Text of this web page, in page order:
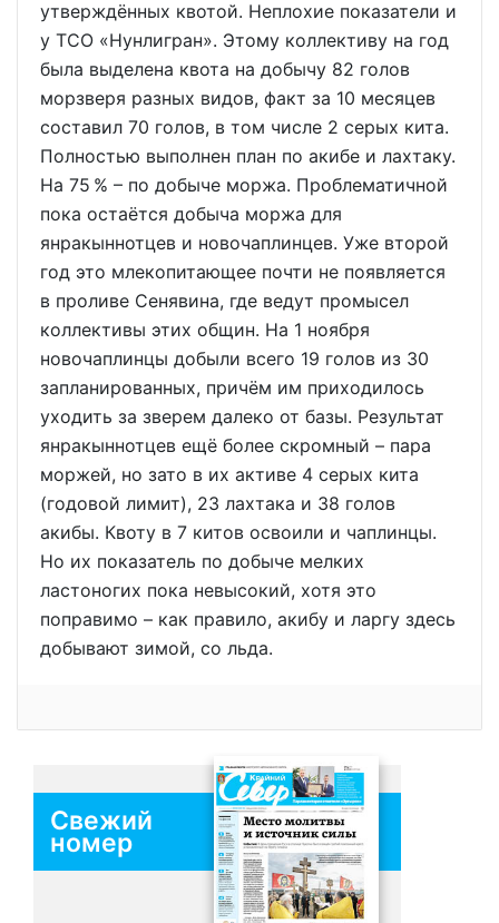
утверждённых квотой. Неплохие показатели и
у ТСО «Нунлигран». Этому коллективу на год
была выделена квота на добычу 82 голов
морзверя разных видов, факт за 10 месяцев
составил 70 голов, в том числе 2 серых кита.
Полностью выполнен план по акибе и лахтаку.
На 75 % – по добыче моржа. Проблематичной
пока остаётся добыча моржа для
янракыннотцев и новочаплинцев. Уже второй
год это млекопитающее почти не появляется
в проливе Сенявина, где ведут промысел
коллективы этих общин. На 1 ноября
новочаплинцы добыли всего 19 голов из 30
запланированных, причём им приходилось
уходить за зверем далеко от базы. Результат
янракыннотцев ещё более скромный – пара
моржей, но зато в их активе 4 серых кита
(годовой лимит), 23 лахтака и 38 голов
акибы. Квоту в 7 китов освоили и чаплинцы.
Но их показатель по добыче мелких
ластоногих пока невысокий, хотя это
поправимо – как правило, акибу и ларгу здесь
добывают зимой, со льда.
Свежий
номер